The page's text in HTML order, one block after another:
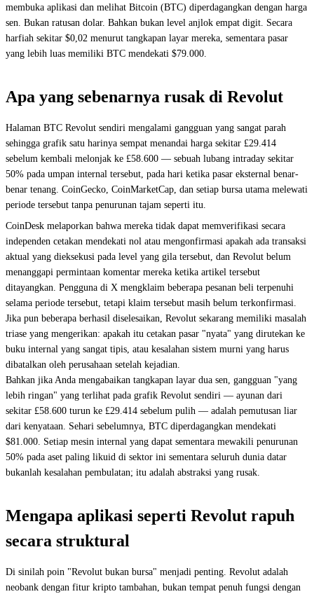
membuka aplikasi dan melihat Bitcoin (BTC) diperdagangkan dengan harga
sen. Bukan ratusan dolar. Bahkan bukan level anjlok empat digit. Secara
harfiah sekitar $0,02 menurut tangkapan layar mereka, sementara pasar
yang lebih luas memiliki BTC mendekati $79.000.
Apa yang sebenarnya rusak di Revolut
Halaman BTC Revolut sendiri mengalami gangguan yang sangat parah
sehingga grafik satu harinya sempat menandai harga sekitar £29.414
sebelum kembali melonjak ke £58.600 — sebuah lubang intraday sekitar
50% pada umpan internal tersebut, pada hari ketika pasar eksternal benar-
benar tenang. CoinGecko, CoinMarketCap, dan setiap bursa utama melewati
periode tersebut tanpa penurunan tajam seperti itu.
CoinDesk melaporkan bahwa mereka tidak dapat memverifikasi secara
independen cetakan mendekati nol atau mengonfirmasi apakah ada transaksi
aktual yang dieksekusi pada level yang gila tersebut, dan Revolut belum
menanggapi permintaan komentar mereka ketika artikel tersebut
ditayangkan. Pengguna di X mengklaim beberapa pesanan beli terpenuhi
selama periode tersebut, tetapi klaim tersebut masih belum terkonfirmasi.
Jika pun beberapa berhasil diselesaikan, Revolut sekarang memiliki masalah
triase yang mengerikan: apakah itu cetakan pasar "nyata" yang dirutekan ke
buku internal yang sangat tipis, atau kesalahan sistem murni yang harus
dibatalkan oleh perusahaan setelah kejadian.
Bahkan jika Anda mengabaikan tangkapan layar dua sen, gangguan "yang
lebih ringan" yang terlihat pada grafik Revolut sendiri — ayunan dari
sekitar £58.600 turun ke £29.414 sebelum pulih — adalah pemutusan liar
dari kenyataan. Sehari sebelumnya, BTC diperdagangkan mendekati
$81.000. Setiap mesin internal yang dapat sementara mewakili penurunan
50% pada aset paling likuid di sektor ini sementara seluruh dunia datar
bukanlah kesalahan pembulatan; itu adalah abstraksi yang rusak.
Mengapa aplikasi seperti Revolut rapuh
secara struktural
Di sinilah poin "Revolut bukan bursa" menjadi penting. Revolut adalah
neobank dengan fitur kripto tambahan, bukan tempat penuh fungsi dengan